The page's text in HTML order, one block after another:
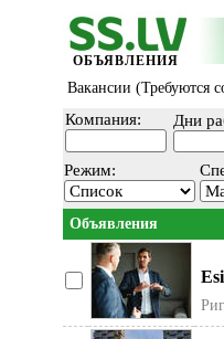
ОБЪЯВЛЕНИЯ
Вакансии (Требуются
Компания: Дни
Режим:
Объявления